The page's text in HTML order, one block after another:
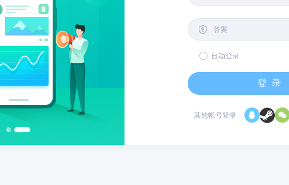

自动登录
登录
其他帐号登录  